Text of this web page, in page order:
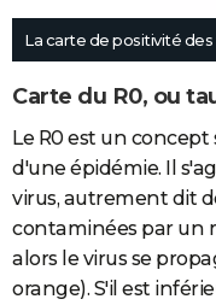
La carte de positivité
Carte du R0, ou
Le R0 est un
d'une épidémie. Il
virus, autrement dit
contaminées par un
alors le virus se
orange). S'il est